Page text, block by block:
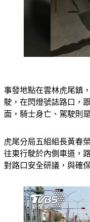
事發地點在雲林虎尾鎮
駛，在閃燈號誌路口，
面，騎士身亡、駕駛則
虎尾分局五組組長黃春
往東行駛於內側車道，
對路口安全研議，與確